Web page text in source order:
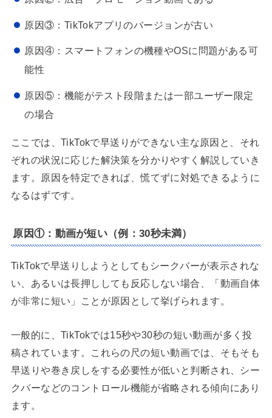
原因③：TikTokアプリのバージョンが古い
原因④：スマートフォンの機種やOSに問題がある可
能性
原因⑤：機能がテスト段階または一部ユーザー限定
の場合
ここでは、TikTokで早送りができない主な原因と、それ
ぞれの状況に応じた解決策を分かりやすく解説していき
ます。原因を特定できれば、慌てずに対処できるように
なるはずです。
原因①：動画が短い（例：30秒未満）
TikTokで早送りしようとしてもシークバーが表示されな
い、あるいは長押ししても反応しない場合、「動画自体
が非常に短い」ことが原因として挙げられます。
一般的に、TikTokでは15秒や30秒の短い動画が多く投
稿されています。これらの尺の短い動画では、そもそも
早送りや巻き戻しをする必要性が低いと判断され、シー
クバーなどのコントロール機能が省略される傾向にあり
ます。